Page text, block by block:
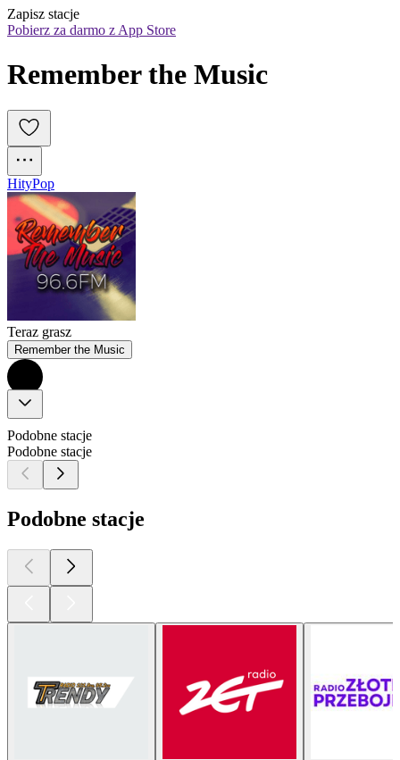
Zapisz stacje
Pobierz za darmo z App Store
Remember the Music
HityPop
Teraz grasz
Remember the Music
Podobne stacje
Podobne stacje
Podobne stacje